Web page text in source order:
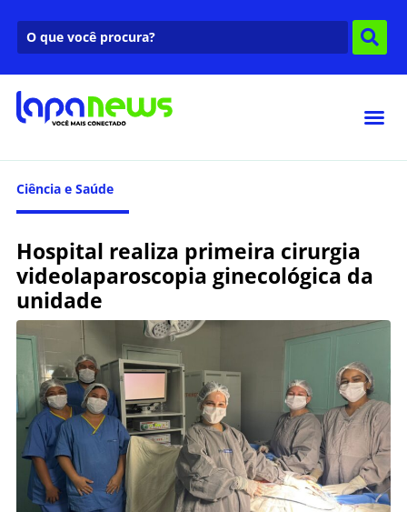
Ciência e Saúde
Hospital realiza primeira cirurgia
videolaparoscopia ginecológica da
unidade